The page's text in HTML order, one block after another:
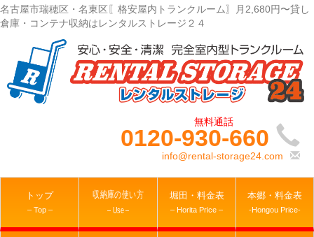
名古屋市瑞穂区・名東区〖格安屋内トランクルーム〗月2,680円〜貸し
倉庫・コンテナ収納はレンタルストレージ２４
0120-930-660
info@rental-storage24.com
トップ
– Top –
収納庫の使い方
– Use –
堀田・料金表
– Horita Price –
本郷・料金表
-Hongou Price-